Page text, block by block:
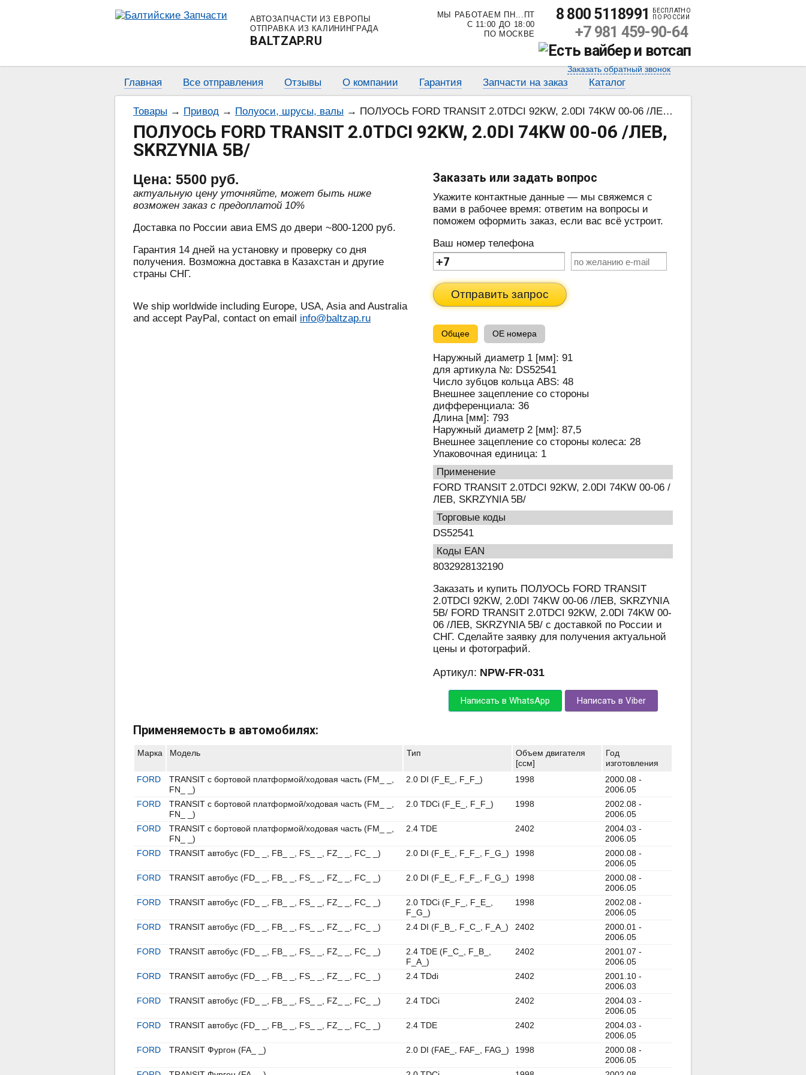
АВТОЗАПЧАСТИ ИЗ ЕВРОПЫ
ОТПРАВКА ИЗ КАЛИНИНГРАДА
BALTZAP.RU
МЫ РАБОТАЕМ ПН...ПТ
С 11:00 ДО 18:00
ПО МОСКВЕ
8 800 5118991
БЕСПЛАТНО
ПО РОССИИ
+7 981 459-90-64
Заказать обратный звонок
Главная Все отправления Отзывы О компании Гарантия Запчасти на заказ Каталог
Товары → Привод → Полуоси, шрусы, валы → ПОЛУОСЬ FORD TRANSIT 2.0TDCI 92KW, 2.0DI 74KW 00-06 /ЛЕВ, SKRZYNIA 5B/
ПОЛУОСЬ FORD TRANSIT 2.0TDCI 92KW, 2.0DI 74KW 00-06 /ЛЕВ,
SKRZYNIA 5B/
Цена: 5500 руб.
актуальную цену уточняйте, может быть ниже
возможен заказ с предоплатой 10%
Доставка по России авиа EMS до двери ~800-1200 руб.
Гарантия 14 дней на установку и проверку со дня
получения. Возможна доставка в Казахстан и другие
страны СНГ.
We ship worldwide including Europe, USA, Asia and Australia
and accept PayPal, contact on email info@baltzap.ru
Заказать или задать вопрос
Укажите контактные данные — мы свяжемся с
вами в рабочее время: ответим на вопросы и
поможем оформить заказ, если вас всё устроит.
Ваш номер телефона
Отправить запрос
Общее OE номера
Наружный диаметр 1 [мм]: 91
для артикула №: DS52541
Число зубцов кольца ABS: 48
Внешнее зацепление со стороны
дифференциала: 36
Длина [мм]: 793
Наружный диаметр 2 [мм]: 87,5
Внешнее зацепление со стороны колеса: 28
Упаковочная единица: 1
применение
FORD TRANSIT 2.0TDCI 92KW, 2.0DI 74KW 00-06 /
ЛЕВ, SKRZYNIA 5B/
Торговые коды
DS52541
Коды EAN
8032928132190
Заказать и купить ПОЛУОСЬ FORD TRANSIT
2.0TDCI 92KW, 2.0DI 74KW 00-06 /ЛЕВ, SKRZYNIA
5B/ FORD TRANSIT 2.0TDCI 92KW, 2.0DI 74KW 00-
06 /ЛЕВ, SKRZYNIA 5B/ с доставкой по России и
СНГ. Сделайте заявку для получения актуальной
цены и фотографий.
Артикул: NPW-FR-031
Написать в WhatsApp Написать в Viber
Применяемость в автомобилях:
Марка Модель Тип
Объем двигателя
[ccм]
Год
изготовления
FORD
TRANSIT c бортовой платформой/ходовая часть (FM_ _,
FN_ _)
2.0 DI (F_E_, F_F_) 1998
2000.08 -
2006.05
FORD
TRANSIT c бортовой платформой/ходовая часть (FM_ _,
FN_ _)
2.0 TDCi (F_E_, F_F_) 1998
2002.08 -
2006.05
FORD
TRANSIT c бортовой платформой/ходовая часть (FM_ _,
FN_ _)
2.4 TDE 2402
2004.03 -
2006.05
FORD
TRANSIT автобус (FD_ _, FB_ _, FS_ _, FZ_ _, FC_ _) 2.0 DI (F_E_, F_F_, F_G_) 1998
2000.08 -
2006.05
FORD
TRANSIT автобус (FD_ _, FB_ _, FS_ _, FZ_ _, FC_ _) 2.0 DI (F_E_, F_F_, F_G_) 1998
2000.08 -
2006.05
FORD
TRANSIT автобус (FD_ _, FB_ _, FS_ _, FZ_ _, FC_ _)
2.0 TDCi (F_F_, F_E_,
F_G_)
1998
2002.08 -
2006.05
FORD
TRANSIT автобус (FD_ _, FB_ _, FS_ _, FZ_ _, FC_ _) 2.4 DI (F_B_, F_C_, F_A_) 2402
2000.01 -
2006.05
FORD
TRANSIT автобус (FD_ _, FB_ _, FS_ _, FZ_ _, FC_ _)
2.4 TDE (F_C_, F_B_,
F_A_)
2402
2001.07 -
2006.05
FORD
TRANSIT автобус (FD_ _, FB_ _, FS_ _, FZ_ _, FC_ _) 2.4 TDdi 2402
2001.10 -
2006.03
FORD
TRANSIT автобус (FD_ _, FB_ _, FS_ _, FZ_ _, FC_ _) 2.4 TDCi 2402
2004.03 -
2006.05
FORD
TRANSIT автобус (FD_ _, FB_ _, FS_ _, FZ_ _, FC_ _) 2.4 TDE 2402
2004.03 -
2006.05
FORD
TRANSIT Фургон (FA_ _) 2.0 DI (FAE_, FAF_, FAG_) 1998
2000.08 -
2006.05